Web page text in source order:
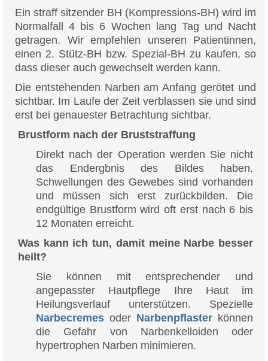
Ein straff sitzender BH (Kompressions-BH) wird im
Normalfall 4 bis 6 Wochen lang Tag und Nacht
getragen. Wir empfehlen unseren Patientinnen,
einen 2. Stütz-BH bzw. Spezial-BH zu kaufen, so
dass dieser auch gewechselt werden kann.
Die entstehenden Narben am Anfang gerötet und
sichtbar. Im Laufe der Zeit verblassen sie und sind
erst bei genauester Betrachtung sichtbar.
Brustform nach der Bruststraffung
Direkt nach der Operation werden Sie nicht
das Endergbnis des Bildes haben.
Schwellungen des Gewebes sind vorhanden
und müssen sich erst zurückbilden. Die
endgültige Brustform wird oft erst nach 6 bis
12 Monaten erreicht.
Was kann ich tun, damit meine Narbe besser
heilt?
Sie können mit entsprechender und
angepasster Hautpflege Ihre Haut im
Heilungsverlauf unterstützen. Spezielle
Narbecremes oder Narbenpflaster können
die Gefahr von Narbenkelloiden oder
hypertrophen Narben minimieren.